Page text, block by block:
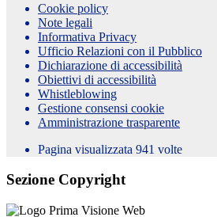
Cookie policy
Note legali
Informativa Privacy
Ufficio Relazioni con il Pubblico
Dichiarazione di accessibilità
Obiettivi di accessibilità
Whistleblowing
Gestione consensi cookie
Amministrazione trasparente
Pagina visualizzata 941 volte
Sezione Copyright